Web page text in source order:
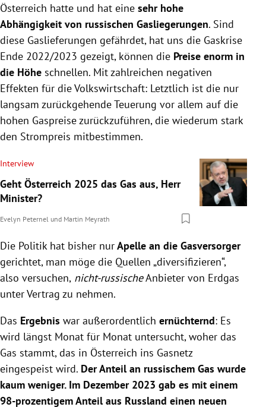
Österreich hatte und hat eine sehr hohe
Abhängigkeit von russischen Gasliegerungen. Sind
diese Gaslieferungen gefährdet, hat uns die Gaskrise
Ende 2022/2023 gezeigt, können die Preise enorm in
die Höhe schnellen. Mit zahlreichen negativen
Effekten für die Volkswirtschaft: Letztlich ist die nur
langsam zurückgehende Teuerung vor allem auf die
hohen Gaspreise zurückzuführen, die wiederum stark
den Strompreis mitbestimmen.
Interview
Geht Österreich 2025 das Gas aus, Herr
Minister?
Evelyn Peternel und Martin Meyrath
Die Politik hat bisher nurApelle an die Gasversorger
gerichtet, man möge die Quellen „diversifizieren“,
also versuchen, nicht-russischeAnbieter von Erdgas
unter Vertrag zu nehmen.
Das Ergebnis war außerordentlich ernüchternd: Es
wird längst Monat für Monat untersucht, woher das
Gas stammt, das in Österreich ins Gasnetz
eingespeist wird. Der Anteil an russischem Gas wurde
kaum weniger. Im Dezember 2023 gab es mit einem
98-prozentigem Anteil aus Russland einen neuen